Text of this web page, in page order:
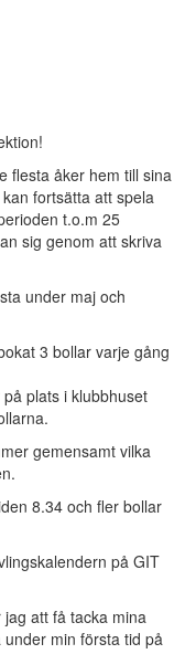
flesta åker hem till sina
fortsätta att spela
t.o.m 25
sig genom att skriva
under maj och
3 bollar varje gång
plats i klubbhuset
gemensamt vilka
8.34 och fler bollar
på GIT
att få tacka mina
min första tid på